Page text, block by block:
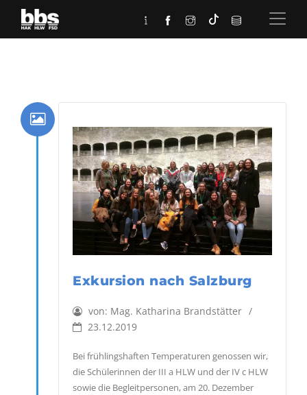
Exkursion nach Salzburg
von: Mag. Katharina Brandstätter
23.12.2019
Bei frühlingshaften Temperaturen genossen wir,
die Schülerinnen der III a HLW und der IV c HLW
sowie die Begleitpersonen, am 20. Dezember